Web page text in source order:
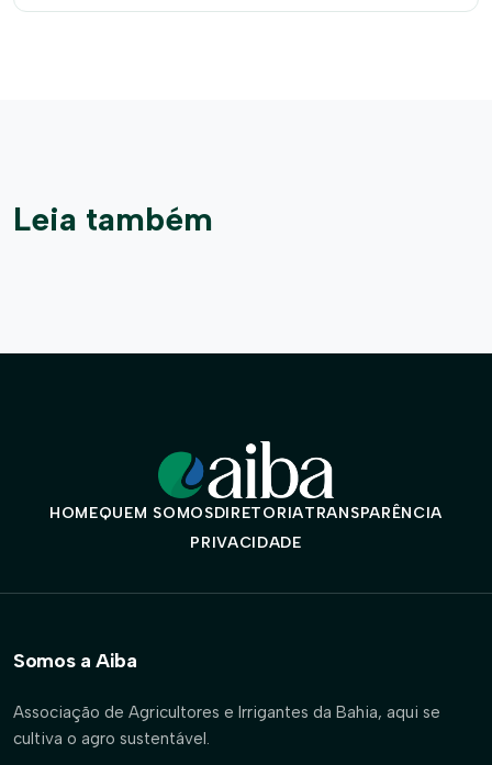
Leia também
HOMEQUEM SOMOSDIRETORIATRANSPARÊNCIA
PRIVACIDADE
Somos a Aiba
Associação de Agricultores e Irrigantes da Bahia, aqui se
cultiva o agro sustentável.